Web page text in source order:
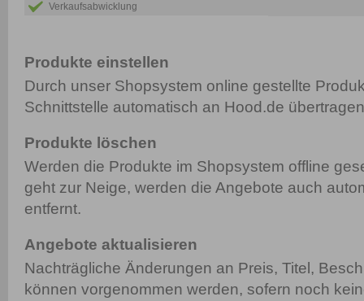
Verkaufsabwicklung
Produkte einstellen
Durch unser Shopsystem online gestellte
Schnittstelle automatisch an Hood.de
Produkte löschen
Werden die Produkte im Shopsystem offline
geht zur Neige, werden die Angebote auch
entfernt.
Angebote aktualisieren
Nachträgliche Änderungen an Preis, Titel,
können vorgenommen werden, sofern noch